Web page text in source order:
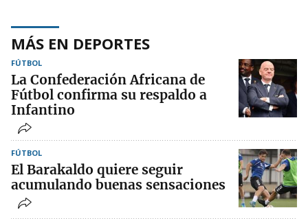
MÁS EN DEPORTES
FÚTBOL
La Confederación Africana de
Fútbol confirma su respaldo a
Infantino
FÚTBOL
El Barakaldo quiere seguir
acumulando buenas sensaciones